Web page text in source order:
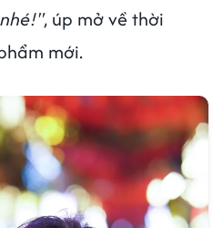
, úp mở về thời
mới.